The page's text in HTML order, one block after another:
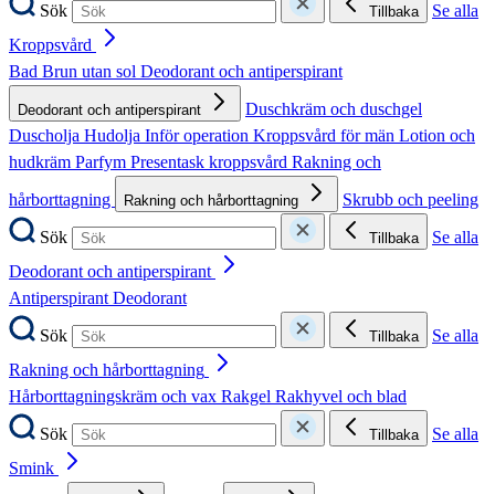
Sök
Tillbaka
Se alla
Kroppsvård
Bad Brun utan sol Deodorant och antiperspirant
Deodorant och antiperspirant
Duschkräm och duschgel
Duscholja Hudolja Inför operation Kroppsvård för män Lotion och
hudkräm Parfym Presentask kroppsvård Rakning och
hårborttagning
Rakning och hårborttagning
Skrubb och peeling
Sök
Tillbaka
Se alla
Deodorant och antiperspirant
AntiperspirantDeodorant
Sök
Tillbaka
Se alla
Rakning och hårborttagning
Hårborttagningskräm och vax Rakgel Rakhyvel och blad
Sök
Tillbaka
Se alla
Smink